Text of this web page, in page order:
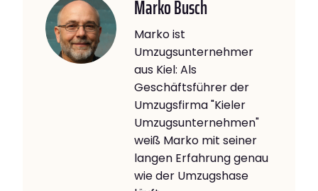
Marko Busch
Marko ist
Umzugsunternehmer
aus Kiel: Als
Geschäftsführer der
Umzugsfirma "Kieler
Umzugsunternehmen"
weiß Marko mit seiner
langen Erfahrung genau
wie der Umzugshase